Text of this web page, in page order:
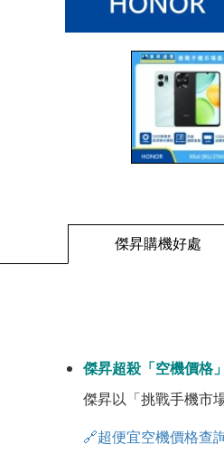
傑昇購機好處
傑昇超殺「空機價格
傑昇以「挑戰手機市
🔗超便宜空機價格查